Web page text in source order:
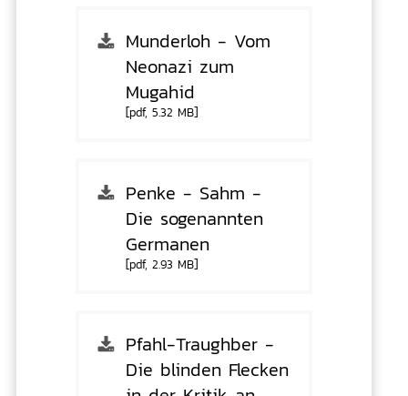
Munderloh - Vom
Neonazi zum
Mugahid
[pdf, 5.32 MB]
Penke - Sahm -
Die sogenannten
Germanen
[pdf, 2.93 MB]
Pfahl-Traughber -
Die blinden Flecken